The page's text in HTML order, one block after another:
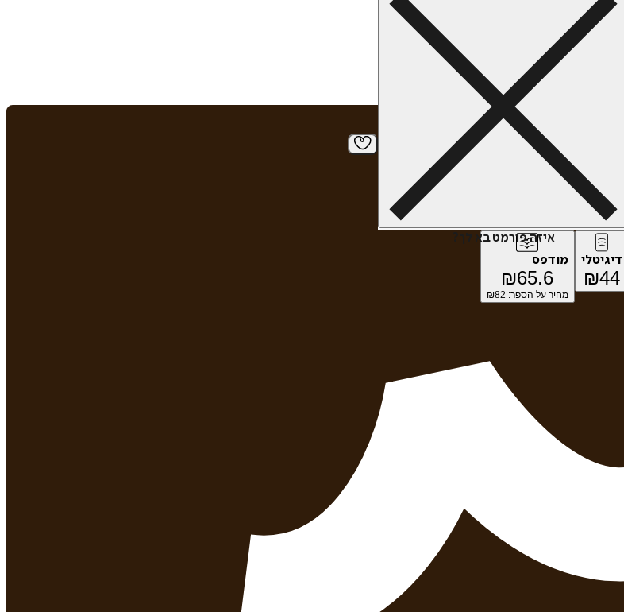
איזה פורמט בא לך?
דיגיטלי
₪44
מודפס
₪65.6
מחיר על הספר: ₪ 82